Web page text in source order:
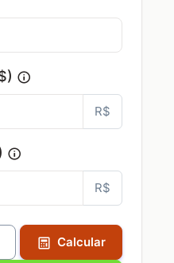
R$
R$
Calcular